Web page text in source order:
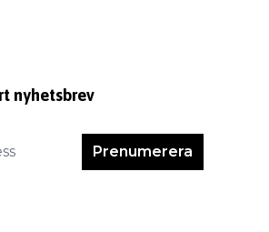
nyhetsbrev
Prenumerera